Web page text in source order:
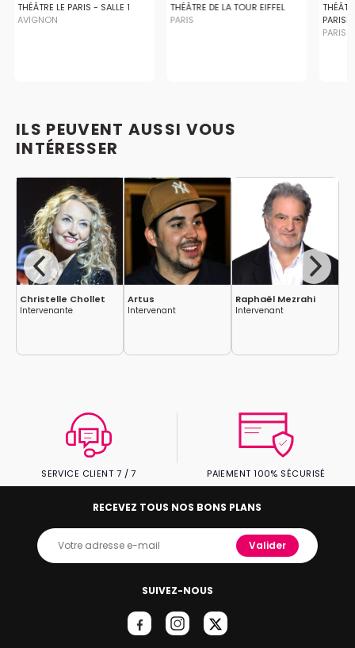
THÉÂTRE LE PARIS - SALLE 1
AVIGNON
THÉÂTRE DE LA TOUR EIFFEL
PARIS
PARIS
ILS PEUVENT AUSSI VOUS
INTÉRESSER
Christelle Chollet
Intervenante
Artus
Intervenant
Raphaël Mezrahi
Intervenant
SERVICE CLIENT 7 / 7 PAIEMENT 100% SÉCURISÉ
SUIVEZ-NOUS
RECEVEZ TOUS NOS BONS PLANS
Valider